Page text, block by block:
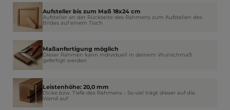
Aufsteller bis zum Maß 18x24 cm
Aufsteller an der Rückseite des Rahmens zum Aufstellen des
Bildes auf einem Tisch
Maßanfertigung möglich
Dieser Rahmen kann individuell in deinem Wunschmaß
gefertigt werden
Leistenhöhe: 20,0 mm
Dicke bzw. Tiefe des Rahmens - So viel trägt dieser auf die
Wand auf